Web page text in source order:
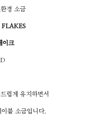
경 소금
이크
럽게 유지하면서
블 소금입니다.